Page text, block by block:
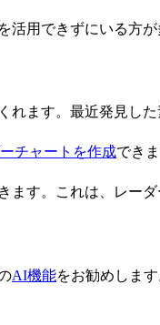
用できずにいる方が
ます。最近発見し
チャートを作成でき
す。これは、レー
AI機能をお勧めしま